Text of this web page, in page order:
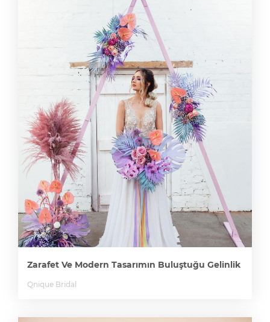
Zarafet Ve Modern Tasarımın Buluştuğu Gelinlik
Qnique Bridal